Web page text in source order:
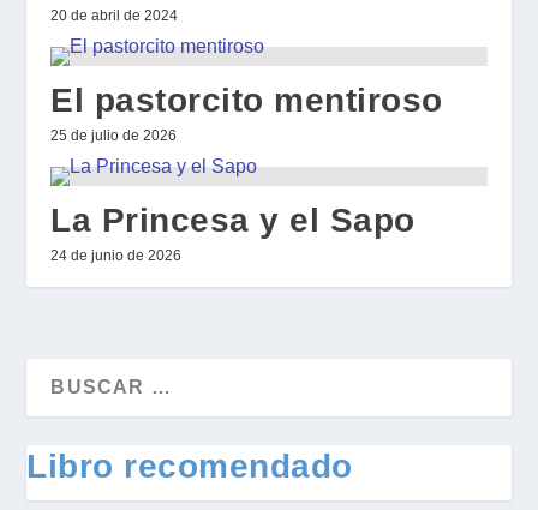
20 de abril de 2024
El pastorcito mentiroso
25 de julio de 2026
La Princesa y el Sapo
24 de junio de 2026
Libro recomendado